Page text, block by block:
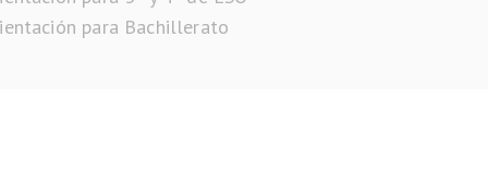
para Bachillerato